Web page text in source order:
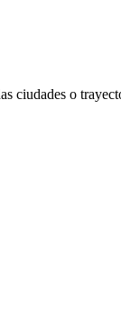
ciudades o